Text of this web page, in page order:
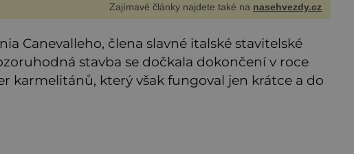
Zajímavé články najdete také na nasehvezdy.cz
Canevalleho, člena slavné italské stavitelské
stavba se dočkala dokončení v roce
karmelitánů, který však fungoval jen krátce a do